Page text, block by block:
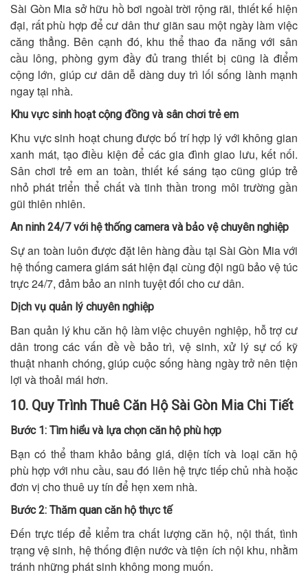
Sài Gòn Mia sở hữu hồ bơi ngoài trời rộng rãi, thiết kế hiện
đại, rất phù hợp để cư dân thư giãn sau một ngày làm việc
căng thẳng. Bên cạnh đó, khu thể thao đa năng với sân
cầu lông, phòng gym đầy đủ trang thiết bị cũng là điểm
cộng lớn, giúp cư dân dễ dàng duy trì lối sống lành mạnh
ngay tại nhà.
Khu vực sinh hoạt cộng đồng và sân chơi trẻ em
Khu vực sinh hoạt chung được bố trí hợp lý với không gian
xanh mát, tạo điều kiện để các gia đình giao lưu, kết nối.
Sân chơi trẻ em an toàn, thiết kế sáng tạo cũng giúp trẻ
nhỏ phát triển thể chất và tinh thần trong môi trường gần
gũi thiên nhiên.
An ninh 24/7 với hệ thống camera và bảo vệ chuyên nghiệp
Sự an toàn luôn được đặt lên hàng đầu tại Sài Gòn Mia với
hệ thống camera giám sát hiện đại cùng đội ngũ bảo vệ túc
trực 24/7, đảm bảo an ninh tuyệt đối cho cư dân.
Dịch vụ quản lý chuyên nghiệp
Ban quản lý khu căn hộ làm việc chuyên nghiệp, hỗ trợ cư
dân trong các vấn đề về bảo trì, vệ sinh, xử lý sự cố kỹ
thuật nhanh chóng, giúp cuộc sống hàng ngày trở nên tiện
lợi và thoải mái hơn.
10. Quy Trình Thuê Căn Hộ Sài Gòn Mia Chi Tiết
Bước 1: Tìm hiểu và lựa chọn căn hộ phù hợp
Bạn có thể tham khảo bảng giá, diện tích và loại căn hộ
phù hợp với nhu cầu, sau đó liên hệ trực tiếp chủ nhà hoặc
đơn vị cho thuê uy tín để hẹn xem nhà.
Bước 2: Thăm quan căn hộ thực tế
Đến trực tiếp để kiểm tra chất lượng căn hộ, nội thất, tình
trạng vệ sinh, hệ thống điện nước và tiện ích nội khu, nhằm
tránh những phát sinh không mong muốn.